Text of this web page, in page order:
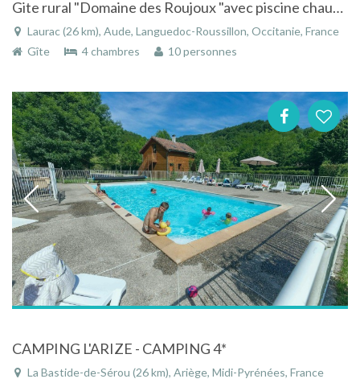
Gite rural "Domaine des Roujoux "avec piscine chauffée sécurisée, vue stupéfiante, golf d'apprentissage et wifi gratuit
Laurac (26 km), Aude, Languedoc-Roussillon, Occitanie, France
Gîte
4 chambres 10 personnes
CAMPING L'ARIZE - CAMPING 4*
La Bastide-de-Sérou (26 km), Ariège, Midi-Pyrénées, France